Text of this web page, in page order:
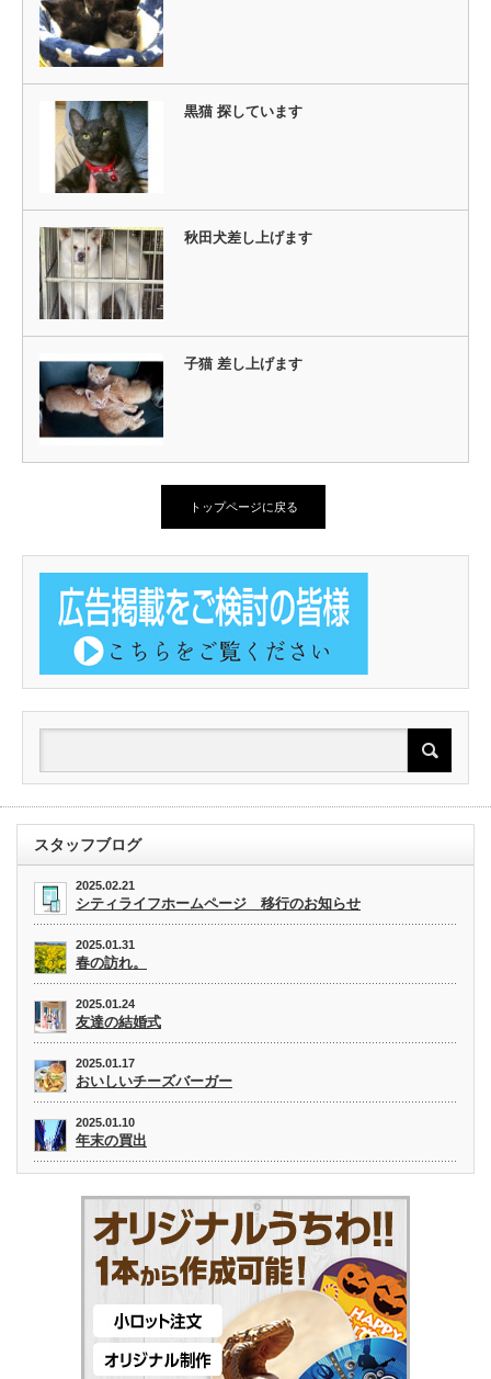
黒猫 探しています
秋田犬差し上げます
子猫 差し上げます
トップページに戻る
スタッフブログ
2025.02.21
シティライフホームページ 移行のお知らせ
2025.01.31
春の訪れ。
2025.01.24
友達の結婚式
2025.01.17
おいしいチーズバーガー
2025.01.10
年末の買出